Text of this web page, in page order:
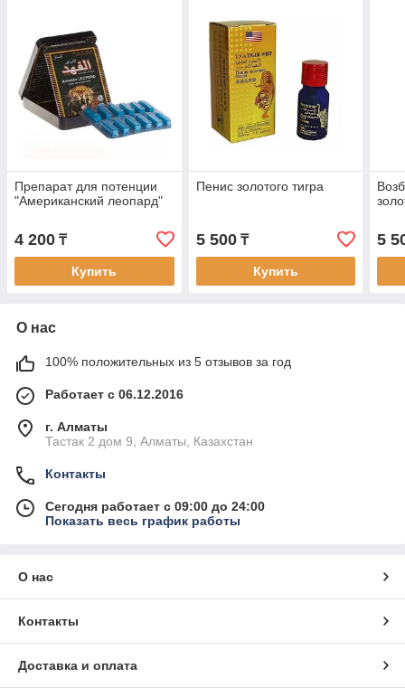
Препарат для потенции
"Американский леопард"
4 200 ₸
Купить
Пенис золотого тигра
5 500₸
Купить
5
О нас
100% положительных из 5 отзывов за год
Работает с 06.12.2016
г. Алматы
Тастак 2 дом 9, Алматы, Казахстан
Контакты
Сегодня работает с 09:00 до 24:00
Показать весь график работы
О нас
Контакты
Доставка и оплата